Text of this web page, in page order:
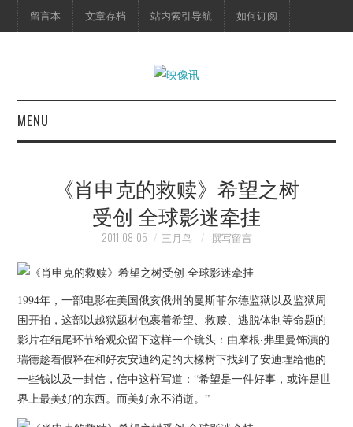
留言本 文章存档 站内索引导航 如何订阅
MENU
映像快讯
海报剧照
脱口秀
杂七杂八
美剧英剧
《肖申克的救赎》希望之树
受创 全球影迷牵挂
2011-08-05 三月鸟 撰写留言
1994年，一部电影在美国俄亥俄州的曼斯菲尔德监狱以及监狱周
围开拍，这部以越狱题材包裹着希望、救赎、逃脱体制等命题的
影片在结尾环节给观众留下这样一个镜头：由摩根·弗里曼饰演的
瑞德趁着假释在和好友安迪约定的大橡树下找到了安迪埋给他的
一些钱以及一封信，信中这样写道：“希望是一件好事，或许是世
界上最美好的东西。而美好永不消逝。”